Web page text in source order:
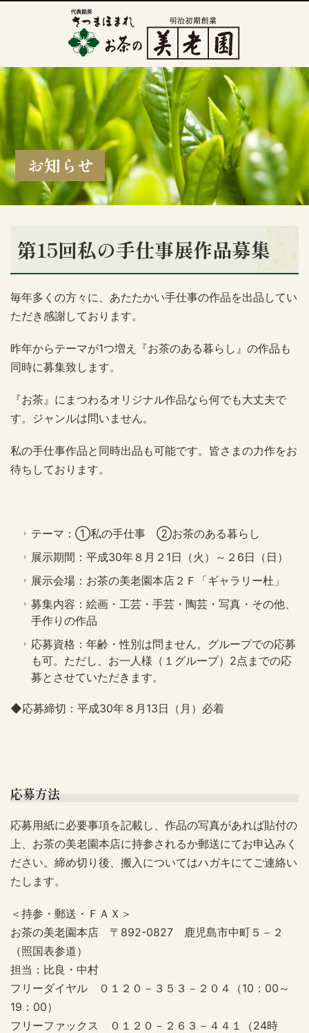
お知らせ
第15回私の手仕事展作品募集
毎年多くの方々に、あたたかい手仕事の作品を出品してい
ただき感謝しております。
昨年からテーマが1つ増え『お茶のある暮らし』の作品も
同時に募集致します。
『お茶』にまつわるオリジナル作品なら何でも大丈夫で
す。ジャンルは問いません。
私の手仕事作品と同時出品も可能です。皆さまの力作をお
待ちしております。
テーマ：①私の手仕事 ②お茶のある暮らし
展示期間：平成30年８月２1日（火）～２6日（日）
展示会場：お茶の美老園本店２Ｆ「ギャラリー杜」
募集内容：絵画・工芸・手芸・陶芸・写真・その他、
手作りの作品
応募資格：年齢・性別は問ません。グループでの応募
も可。ただし、お一人様（１グループ）2点までの応
募とさせていただきます。
◆応募締切：平成30年８月13日（月）必着
応募方法
応募用紙に必要事項を記載し、作品の写真があれば貼付の
上、お茶の美老園本店に持参されるか郵送にてお申込みく
ださい。締め切り後、搬入についてはハガキにてご連絡い
たします。
＜持参・郵送・ＦＡＸ＞
お茶の美老園本店 〒892-0827 鹿児島市中町５－２
（照国表参道）
担当：比良・中村
フリーダイヤル ０１２０－３５３－２０４（10：00～
19：00）
フリーファックス ０１２０－２６３－４４１（24時